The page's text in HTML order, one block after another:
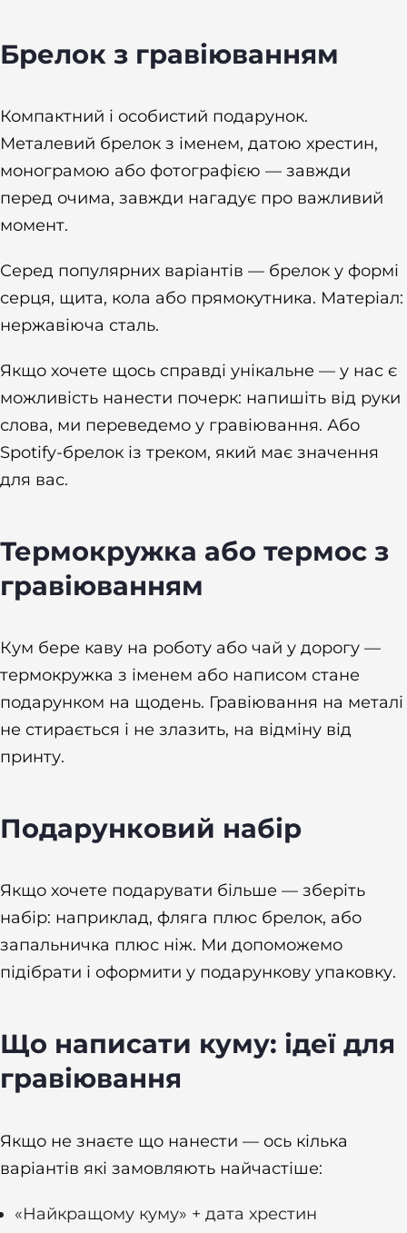
Брелок з гравіюванням
Компактний і особистий подарунок.
Металевий брелок з іменем, датою хрестин,
монограмою або фотографією — завжди
перед очима, завжди нагадує про важливий
момент.
Серед популярних варіантів — брелок у формі
серця, щита, кола або прямокутника. Матеріал:
нержавіюча сталь.
Якщо хочете щось справді унікальне — у нас є
можливість нанести почерк: напишіть від руки
слова, ми переведемо у гравіювання. Або
Spotify-брелок із треком, який має значення
для вас.
Термокружка або термос з
гравіюванням
Кум бере каву на роботу або чай у дорогу —
термокружка з іменем або написом стане
подарунком на щодень. Гравіювання на металі
не стирається і не злазить, на відміну від
принту.
Подарунковий набір
Якщо хочете подарувати більше — зберіть
набір: наприклад, фляга плюс брелок, або
запальничка плюс ніж. Ми допоможемо
підібрати і оформити у подарункову упаковку.
Що написати куму: ідеї для
гравіювання
Якщо не знаєте що нанести — ось кілька
варіантів які замовляють найчастіше:
«Найкращому куму» + дата хрестин